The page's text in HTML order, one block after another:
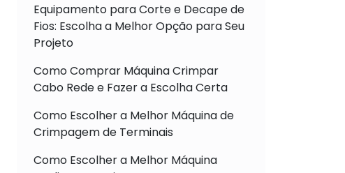
Equipamento para Corte e Decape de
Fios: Escolha a Melhor Opção para Seu
Projeto
Como Comprar Máquina Crimpar
Cabo Rede e Fazer a Escolha Certa
Como Escolher a Melhor Máquina de
Crimpagem de Terminais
Como Escolher a Melhor Máquina